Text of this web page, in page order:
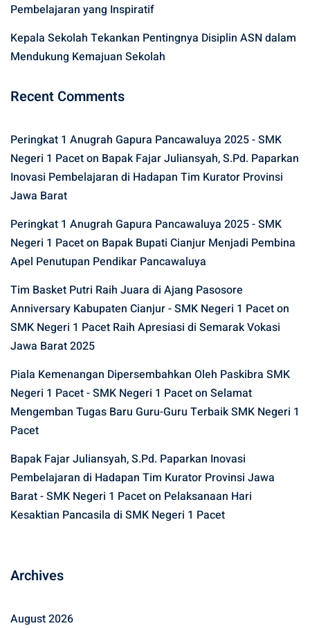
Pembelajaran yang Inspiratif
Kepala Sekolah Tekankan Pentingnya Disiplin ASN dalam
Mendukung Kemajuan Sekolah
Recent Comments
Peringkat 1 Anugrah Gapura Pancawaluya 2025 - SMK
Negeri 1 Paceton Bapak Fajar Juliansyah, S.Pd. Paparkan
Inovasi Pembelajaran di Hadapan Tim Kurator Provinsi
Jawa Barat
Peringkat 1 Anugrah Gapura Pancawaluya 2025 - SMK
Negeri 1 Paceton Bapak Bupati Cianjur Menjadi Pembina
Apel Penutupan Pendikar Pancawaluya
Tim Basket Putri Raih Juara di Ajang Pasosore
Anniversary Kabupaten Cianjur - SMK Negeri 1 Paceton
SMK Negeri 1 Pacet Raih Apresiasi di Semarak Vokasi
Jawa Barat 2025
Piala Kemenangan Dipersembahkan Oleh Paskibra SMK
Negeri 1 Pacet - SMK Negeri 1 Paceton Selamat
Mengemban Tugas Baru Guru-Guru Terbaik SMK Negeri 1
Pacet
Bapak Fajar Juliansyah, S.Pd. Paparkan Inovasi
Pembelajaran di Hadapan Tim Kurator Provinsi Jawa
Barat - SMK Negeri 1 Paceton Pelaksanaan Hari
Kesaktian Pancasila di SMK Negeri 1 Pacet
Archives
August 2026